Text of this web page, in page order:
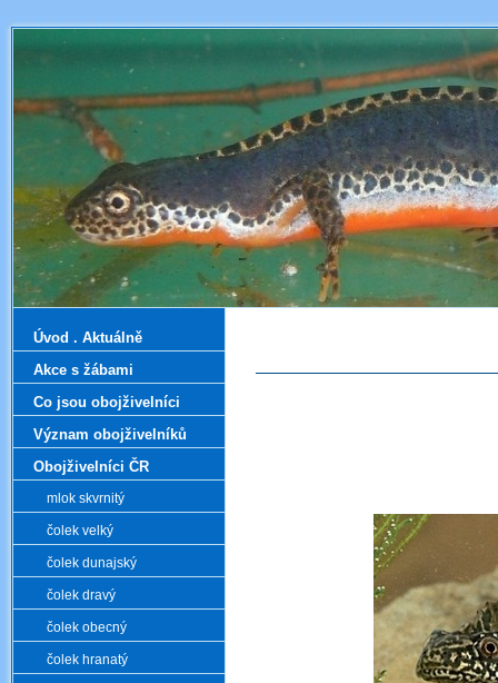
Úvod . Aktuálně
Akce s žábami
Co jsou obojživelníci
Význam obojživelníků
Obojživelníci ČR
mlok skvrnitý
čolek velký
čolek dunajský
čolek dravý
čolek obecný
čolek hranatý